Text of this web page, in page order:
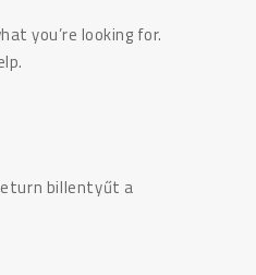
you’re looking for.
billentyűt a